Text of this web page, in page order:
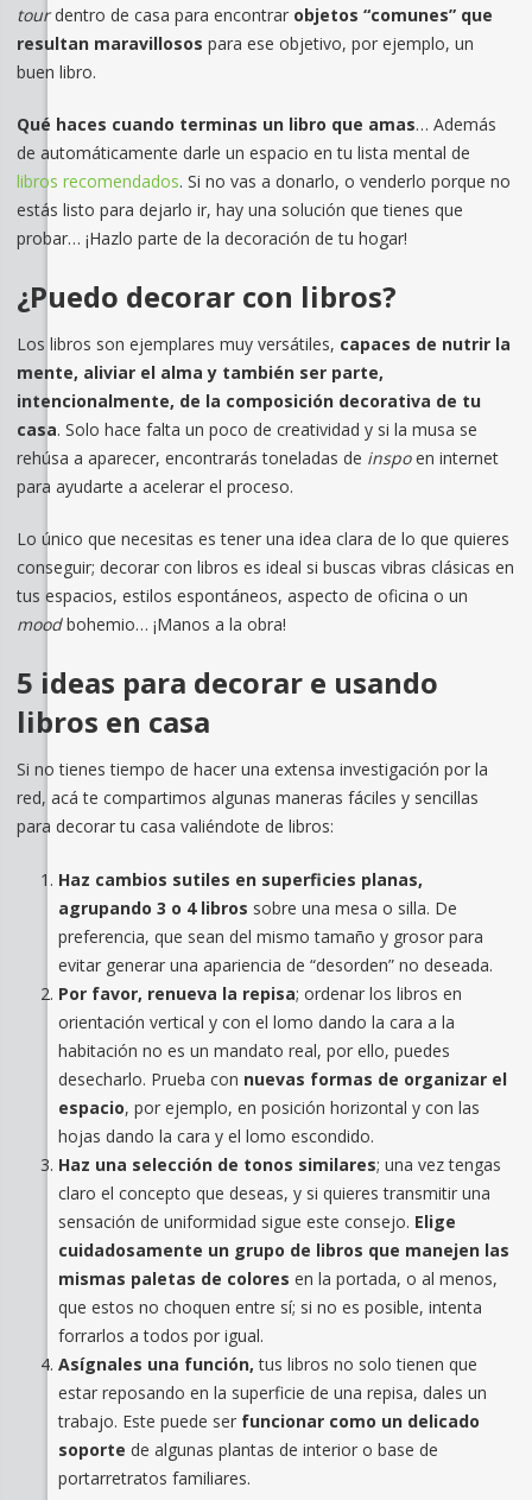
tourdentro de casa para encontrar objetos “comunes” que
resultan maravillosos para ese objetivo, por ejemplo, un
buen libro.
Qué haces cuando terminas un libro que amas… Además
de automáticamente darle un espacio en tu lista mental de
libros recomendados. Si no vas a donarlo, o venderlo porque no
estás listo para dejarlo ir, hay una solución que tienes que
probar… ¡Hazlo parte de la decoración de tu hogar!
¿Puedo decorar con libros?
Los libros son ejemplares muy versátiles, capaces de nutrir la
mente, aliviar el alma y también ser parte,
intencionalmente, de la composición decorativa de tu
casa. Solo hace falta un poco de creatividad y si la musa se
rehúsa a aparecer, encontrarás toneladas de inspoen internet
para ayudarte a acelerar el proceso.
Lo único que necesitas es tener una idea clara de lo que quieres
conseguir; decorar con libros es ideal si buscas vibras clásicas en
tus espacios, estilos espontáneos, aspecto de oficina o un
moodbohemio… ¡Manos a la obra!
5 ideas para decorar e usando
libros en casa
Si no tienes tiempo de hacer una extensa investigación por la
red, acá te compartimos algunas maneras fáciles y sencillas
para decorar tu casa valiéndote de libros:
Haz cambios sutiles en superficies planas,
agrupando 3 o 4 libros sobre una mesa o silla. De
preferencia, que sean del mismo tamaño y grosor para
evitar generar una apariencia de “desorden” no deseada.
Por favor, renueva la repisa; ordenar los libros en
orientación vertical y con el lomo dando la cara a la
habitación no es un mandato real, por ello, puedes
desecharlo. Prueba con nuevas formas de organizar el
espacio, por ejemplo, en posición horizontal y con las
hojas dando la cara y el lomo escondido.
Haz una selección de tonos similares; una vez tengas
claro el concepto que deseas, y si quieres transmitir una
sensación de uniformidad sigue este consejo. Elige
cuidadosamente un grupo de libros que manejen las
mismas paletas de colores en la portada, o al menos,
que estos no choquen entre sí; si no es posible, intenta
forrarlos a todos por igual.
Asígnales una función, tus libros no solo tienen que
estar reposando en la superficie de una repisa, dales un
trabajo. Este puede ser funcionar como un delicado
soporte de algunas plantas de interior o base de
portarretratos familiares.